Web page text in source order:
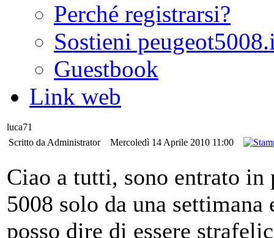
Perché registrarsi?
Sostieni
Guestbook
Link web
luca71
Scritto da Administrator
Mercoledì 14 Aprile 2010 11:00
Ciao a tutti, sono entrato in
5008 solo da una
posso dire di essere